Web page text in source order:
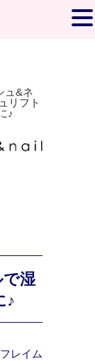
ュ&ネ
リフト
♪
湿
♪
レイム